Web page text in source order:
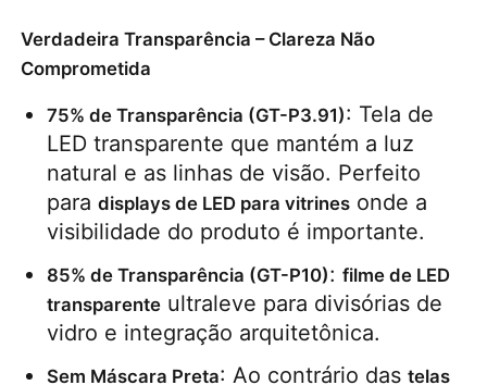
Tela do diodo emissor de luz do concerto
Aluguer de ecrãs de LED
Parede de vídeo led de cobra
Exibição de LED transparente
Verdadeira Transparência – Clareza Não
Comprometida
75% de Transparência (GT-P3.91): Tela de
LED transparente que mantém a luz
natural e as linhas de visão. Perfeito
para displays de LED para vitrines onde a
visibilidade do produto é importante.
85% de Transparência (GT-P10): filme de LED
transparente ultraleve para divisórias de
vidro e integração arquitetônica.
Sem Máscara Preta: Ao contrário das telas